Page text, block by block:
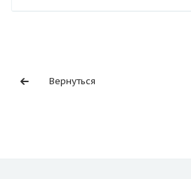
Вернуться